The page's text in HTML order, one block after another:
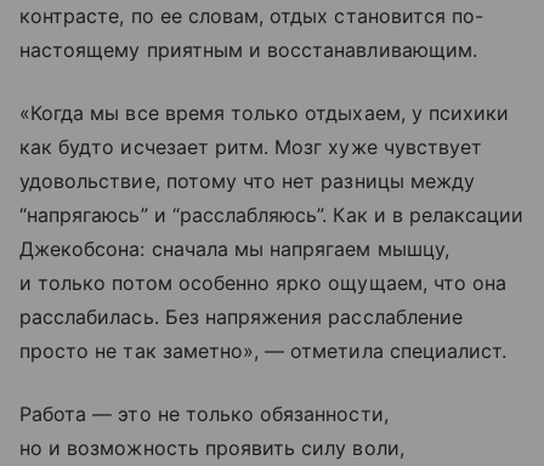
контрасте, по ее словам, отдых становится по-
настоящему приятным и восстанавливающим.
«Когда мы все время только отдыхаем, у психики
как будто исчезает ритм. Мозг хуже чувствует
удовольствие, потому что нет разницы между
“напрягаюсь” и “расслабляюсь”. Как и в релаксации
Джекобсона: сначала мы напрягаем мышцу,
и только потом особенно ярко ощущаем, что она
расслабилась. Без напряжения расслабление
просто не так заметно», — отметила специалист.
Работа — это не только обязанности,
но и возможность проявить силу воли,